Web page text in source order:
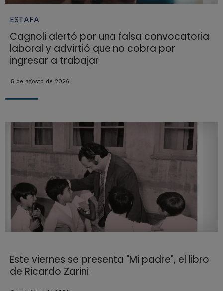
ESTAFA
Cagnoli alertó por una falsa convocatoria
laboral y advirtió que no cobra por
ingresar a trabajar
5 de agosto de 2026
Este viernes se presenta "Mi padre", el libro
de Ricardo Zarini